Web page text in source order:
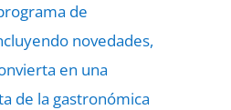
de
novedades,
en una
de la gastronómica